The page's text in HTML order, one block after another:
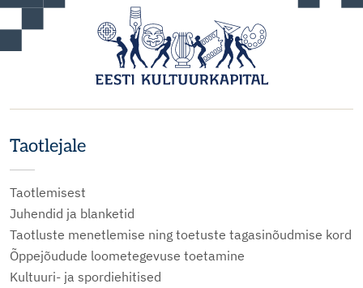
Taotlejale
Taotlemisest
Juhendid ja blanketid
Taotluste menetlemise ning toetuste tagasinõudmise kord
Õppejõudude loometegevuse toetamine
Kultuuri- ja spordiehitised